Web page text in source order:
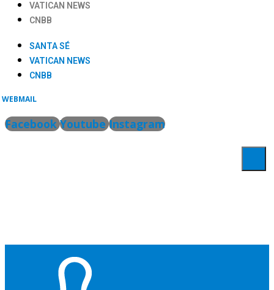
VATICAN NEWS
CNBB
SANTA SÉ
VATICAN NEWS
CNBB
WEBMAIL
Facebook Youtube Instagram